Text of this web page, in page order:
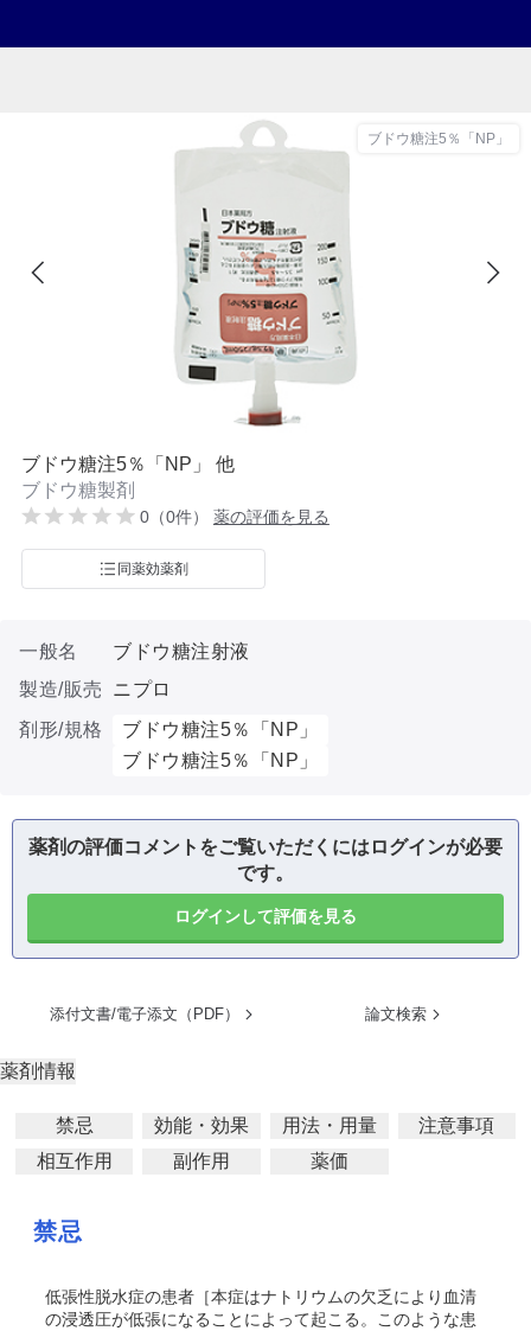
ブドウ糖注5％「NP」
ブドウ糖注5％「NP」 他
ブドウ糖製剤
0（0件） 薬の評価を見る
同薬効薬剤
一般名
ブドウ糖注射液
製造/販売
ニプロ
剤形/規格
ブドウ糖注5％「NP」
ブドウ糖注5％「NP」
薬剤の評価コメントをご覧いただくにはログインが必要
です。
ログインして評価を見る
添付文書/電子添文（PDF） 論文検索
薬剤情報
禁忌 効能・効果 用法・用量
注意事項
相互作用
副作用 薬価
禁忌
低張性脱水症の患者［本症はナトリウムの欠乏により血清
の浸透圧が低張になることによって起こる。このような患